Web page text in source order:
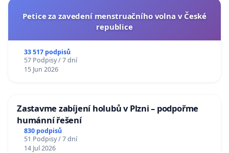
Petice za zavedení menstruačního volna v České
republice
33 517 podpisů
57 Podpisy / 7 dní
15 Jun 2026
Zastavme zabíjení holubů v Plzni – podpořme
humánní řešení
830 podpisů
51 Podpisy / 7 dní
14 Jul 2026